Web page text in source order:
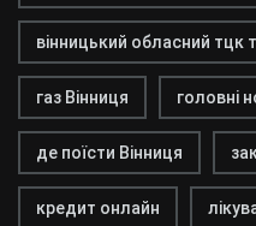
вінницький обласний тцк
газ Вінниця головні
де поїсти Вінниця
кредит онлайн